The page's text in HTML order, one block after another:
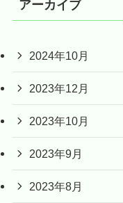
アーカイブ
2024年10月
2023年12月
2023年10月
2023年9月
2023年8月